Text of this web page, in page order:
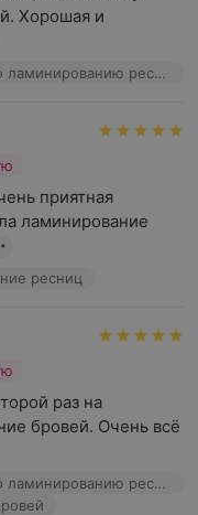
Хорошая и
Концевич И. В. - Бровист • Мастер по ламинированию ресниц
приятная
ламинирование
ресниц
раз на
бровей. Очень всё
Концевич И. В. - Бровист • Мастер по ламинированию ресниц